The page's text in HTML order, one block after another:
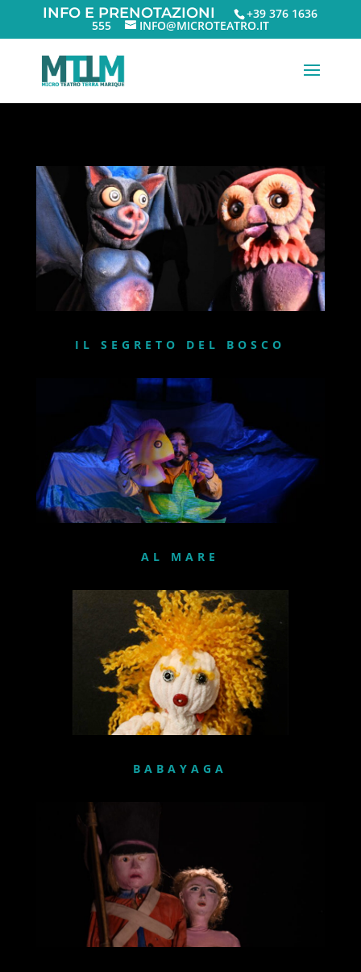
+39 376 1636
555 INFO@MICROTEATRO.IT
IL SEGRETO DEL BOSCO
AL MARE
BABAYAGA